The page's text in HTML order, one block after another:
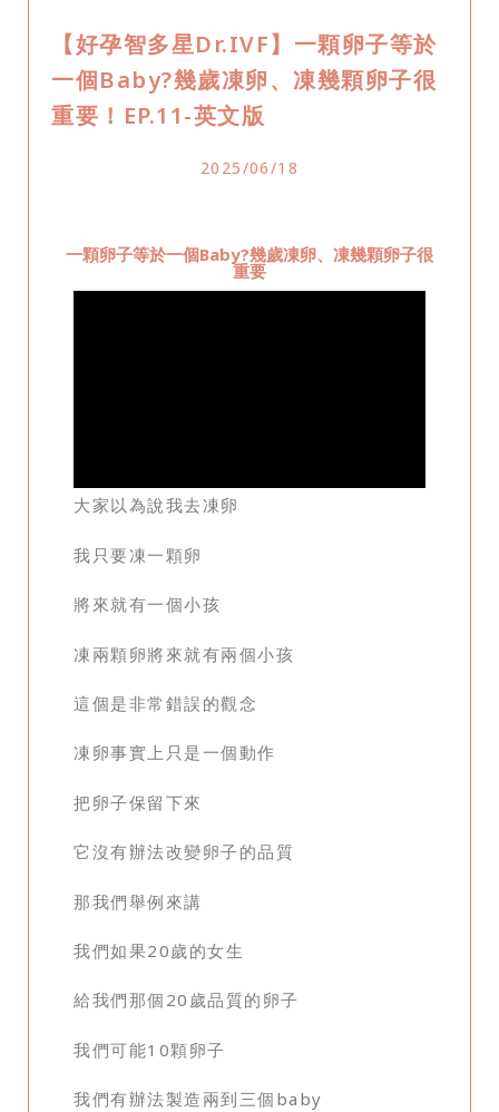
【好孕智多星Dr.IVF】一顆卵子等於
一個Baby?幾歲凍卵、凍幾顆卵子很
重要！EP.11-英文版
2025/06/18
一顆卵子等於一個Baby?幾歲凍卵、凍幾顆卵子很
重要
大家以為說我去凍卵
我只要凍一顆卵
將來就有一個小孩
凍兩顆卵將來就有兩個小孩
這個是非常錯誤的觀念
凍卵事實上只是一個動作
把卵子保留下來
它沒有辦法改變卵子的品質
那我們舉例來講
我們如果20歲的女生
給我們那個20歲品質的卵子
我們可能10顆卵子
我們有辦法製造兩到三個baby